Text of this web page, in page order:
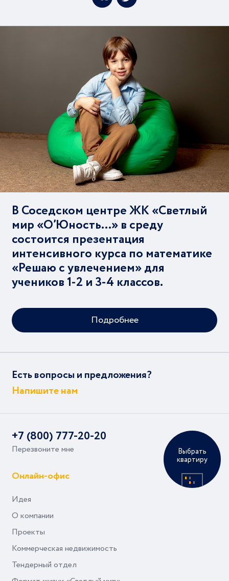
Выбрать
квартиру
В Соседском центре ЖК «Светлый
мир «О’Юность…» в среду
состоится презентация
интенсивного курса по математике
«Решаю с увлечением» для
учеников 1-2 и 3-4 классов.
Подробнее
Есть вопросы и предложения?
Напишите нам
+7 (800) 777-20-20
Перезвоните мне
Онлайн-офис
Идея
О компании
Проекты
Коммерческая недвижимость
Тендерный отдел